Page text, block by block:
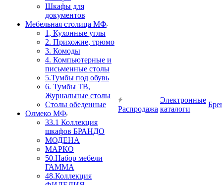
Шкафы для
документов
Мебельная столица МФ
1, Кухонные углы
2. Прихожие, трюмо
3. Комоды
4. Компьютерные и
письменные столы
5.Тумбы под обувь
6. Тумбы ТВ,
Журнальные столы
Столы обеденные
Олмеко МФ
33.1 Коллекция
шкафов БРАНДО
МОДЕНА
МАРКО
50.Набор мебели
ГАММА
48.Коллекция
Распродажа
Электронные
каталоги